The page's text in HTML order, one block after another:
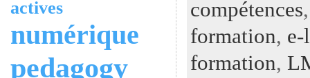
actives
numérique
pedagogy
compétences
formation,
formation,